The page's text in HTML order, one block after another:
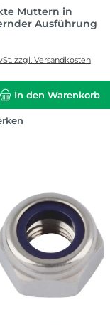
Muttern in
Ausführung
zzgl. Versandkosten
In den Warenkorb